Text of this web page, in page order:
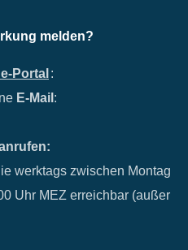
melden?
Portal :
E-Mail :
werktags zwischen Montag
Uhr MEZ erreichbar (außer